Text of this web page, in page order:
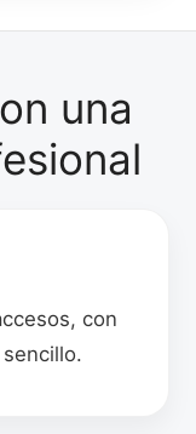
una
con